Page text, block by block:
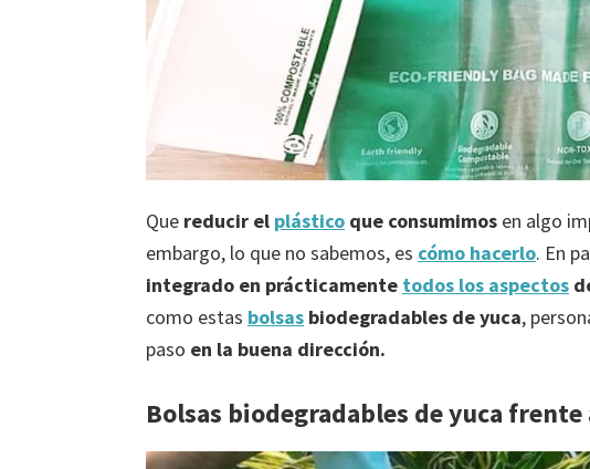
Que reducir el plástico que consumimos en algo
embargo, lo que no sabemos, es cómo hacerlo. En
integrado en prácticamente todos los aspectos
como estas bolsas biodegradables de yuca,
paso en la buena dirección.
Bolsas biodegradables de yuca